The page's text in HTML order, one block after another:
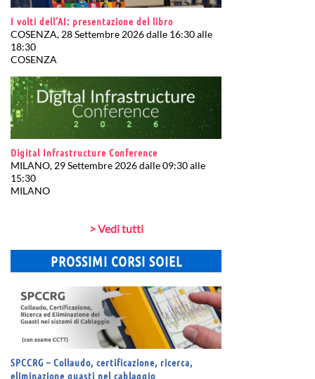
I volti dell’AI: presentazione del libro
COSENZA, 28 Settembre 2026 dalle 16:30 alle
18:30
COSENZA
Digital Infrastructure Conference
MILANO, 29 Settembre 2026 dalle 09:30 alle
15:30
MILANO
> Vedi tutti
PROSSIMI CORSI SOIEL
SPCCRG – Collaudo, certificazione, ricerca,
eliminazione guasti nel cablaggio